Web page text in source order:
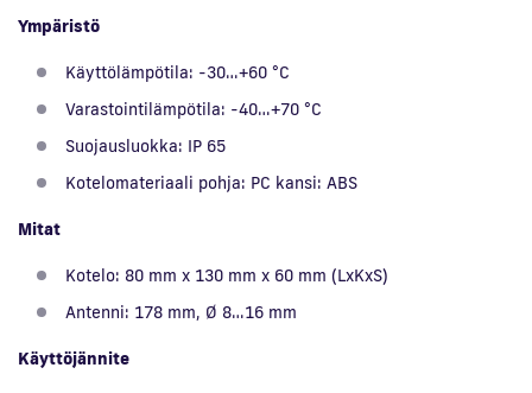
Ympäristö
Käyttölämpötila: -30…+60 °C
Varastointilämpötila: -40…+70 °C
Suojausluokka: IP 65
Kotelomateriaali pohja: PC kansi: ABS
Mitat
Kotelo: 80 mm x 130 mm x 60 mm (LxKxS)
Antenni: 178 mm, Ø 8…16 mm
Käyttöjännite